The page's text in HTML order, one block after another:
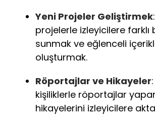
Yeni Projeler Geliştirmek
projelerle izleyicilere farklı
sunmak ve eğlenceli
oluşturmak.
Röportajlar ve Hikayeler
kişiliklerle röportajlar
hikayelerini izleyicilere